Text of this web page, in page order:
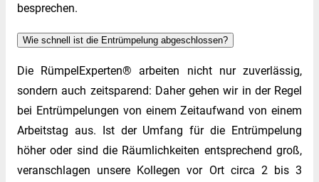
besprechen.
Wie schnell ist die Entrümpelung abgeschlossen?
Die RümpelExperten® arbeiten nicht nur zuverlässig,
sondern auch zeitsparend: Daher gehen wir in der Regel
bei Entrümpelungen von einem Zeitaufwand von einem
Arbeitstag aus. Ist der Umfang für die Entrümpelung
höher oder sind die Räumlichkeiten entsprechend groß,
veranschlagen unsere Kollegen vor Ort circa 2 bis 3